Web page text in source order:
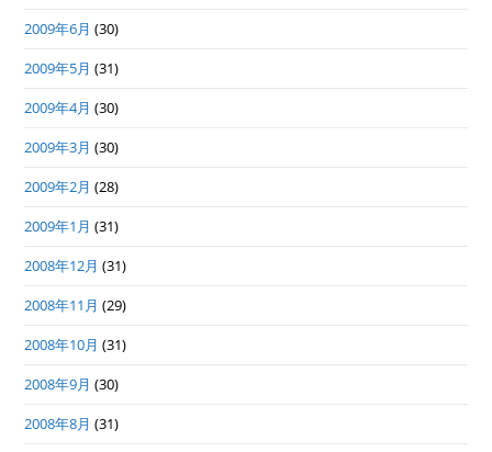
2009年6月 (30)
2009年5月 (31)
2009年4月 (30)
2009年3月 (30)
2009年2月 (28)
2009年1月 (31)
2008年12月 (31)
2008年11月 (29)
2008年10月 (31)
2008年9月 (30)
2008年8月 (31)